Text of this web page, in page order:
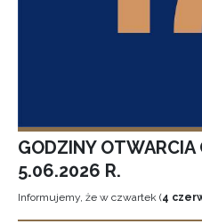
GODZINY
5.06.2026 R.
Informujemy, że w czwartek (4